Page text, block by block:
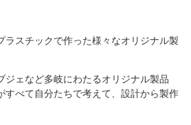
ラスチックで作った様々なオリジナル製
ジェなど多岐にわたるオリジナル製品
すべて自分たちで考えて、設計から製作